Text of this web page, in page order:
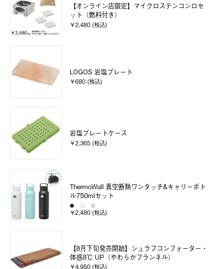
【オンライン店限定】マイクロステンコンロセ
ット（燃料付き）
￥2,480 (税込)
LOGOS 岩塩プレート
￥680 (税込)
岩塩プレートケース
￥2,365 (税込)
ThermoWall 真空断熱ワンタッチ&キャリーボト
ル750mlセット
￥2,480 (税込)
【8月下旬発売開始】シュラフコンフォーター・
体感8℃ UP（やわらかフランネル）
￥4,950 (税込)